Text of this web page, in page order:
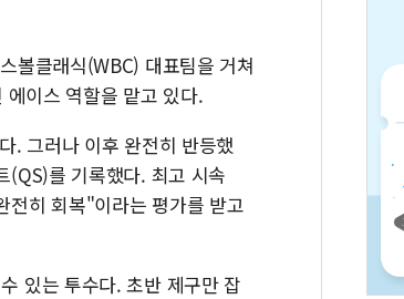
볼클래식(WBC) 대표팀을 거쳐
이스 역할을 맡고 있다.
. 그러나 이후 완전히 반등했
(QS)를 기록했다. 최고 시속
전히 회복"이라는 평가를 받고
있는 투수다. 초반 제구만 잡